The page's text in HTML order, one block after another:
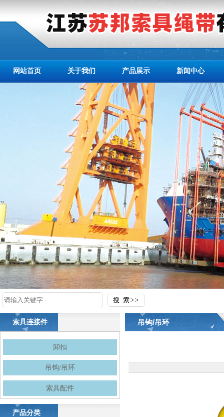
网站首页 关于我们 产品展示 新闻中心
索具连接件
卸扣
吊钩/吊环
索具配件
产品分类
吊钩/吊环